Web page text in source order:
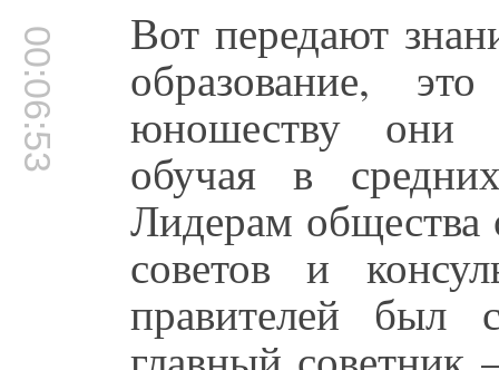
00:06:53 Вот передают
образование,
юношеству они
обучая в
Лидерам
советов и
правителей был